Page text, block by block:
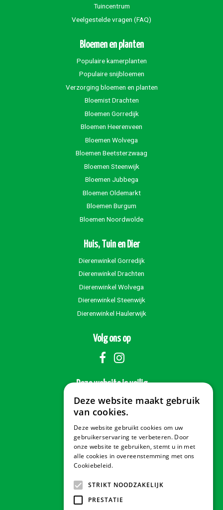
Tuincentrum
Veelgestelde vragen (FAQ)
Bloemen en planten
Populaire kamerplanten
Populaire snijbloemen
Verzorging bloemen en planten
Bloemist Drachten
Bloemen Gorredijk
Bloemen Heerenveen
Bloemen Wolvega
Bloemen Beetsterzwaag
Bloemen Steenwijk
Bloemen Jubbega
Bloemen Oldemarkt
Bloemen Burgum
Bloemen Noordwolde
Huis, Tuin en Dier
Dierenwinkel Gorredijk
Dierenwinkel Drachten
Dierenwinkel Wolvega
Dierenwinkel Steenwijk
Dierenwinkel Haulerwijk
Volg ons op
Deze website is veilig
Veilig betalen
Contact & Openingstijden
Tuindorado Drachten
Deze website maakt gebruik
van cookies.
Deze website gebruikt cookies om uw
gebruikerservaring te verbeteren. Door
onze website te gebruiken, stemt u in met
alle cookies in overeenstemming met ons
Cookiebeleid.
STRIKT NOODZAKELIJK
PRESTATIE